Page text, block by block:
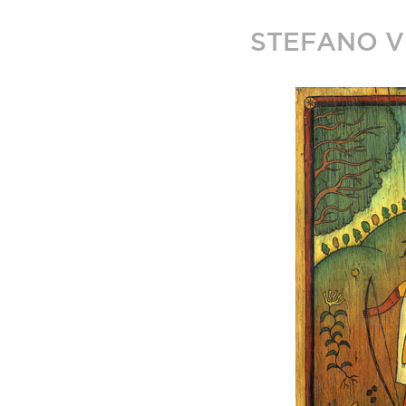
STEFANO